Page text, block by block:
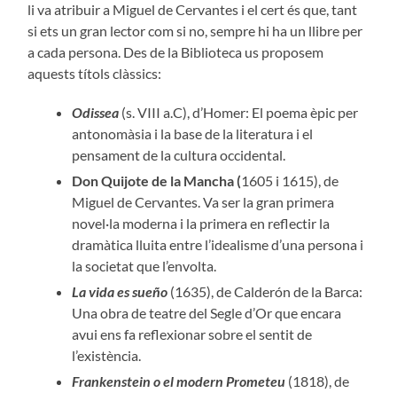
li va atribuir a Miguel de Cervantes i el cert és que, tant
si ets un gran lector com si no, sempre hi ha un llibre per
a cada persona. Des de la Biblioteca us proposem
aquests títols clàssics:
Odissea (s. VIII a.C), d’Homer: El poema èpic per
antonomàsia i la base de la literatura i el
pensament de la cultura occidental.
Don Quijote de la Mancha (1605 i 1615), de
Miguel de Cervantes. Va ser la gran primera
novel·la moderna i la primera en reflectir la
dramàtica lluita entre l’idealisme d’una persona i
la societat que l’envolta.
La vida es sueño (1635), de Calderón de la Barca:
Una obra de teatre del Segle d’Or que encara
avui ens fa reflexionar sobre el sentit de
l’existència.
Frankenstein o el modern Prometeu (1818), de